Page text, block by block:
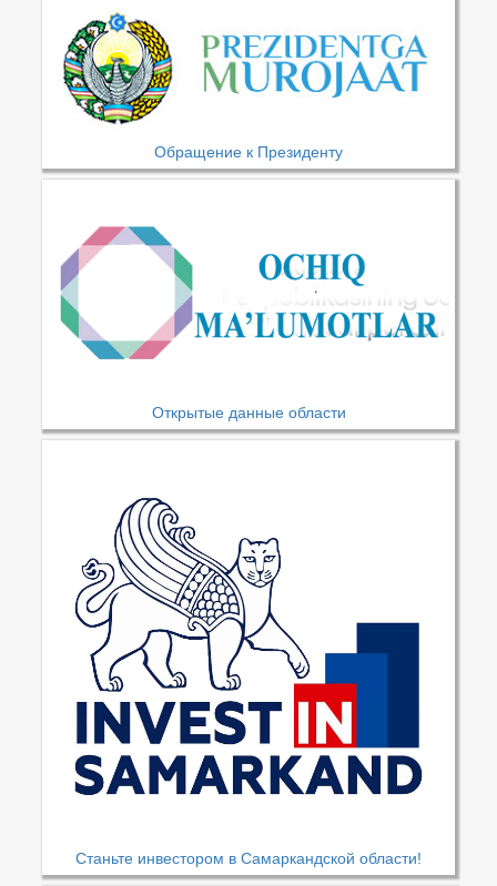
Обращение к Президенту
Открытые данные области
Станьте инвестором в Самаркандской области!